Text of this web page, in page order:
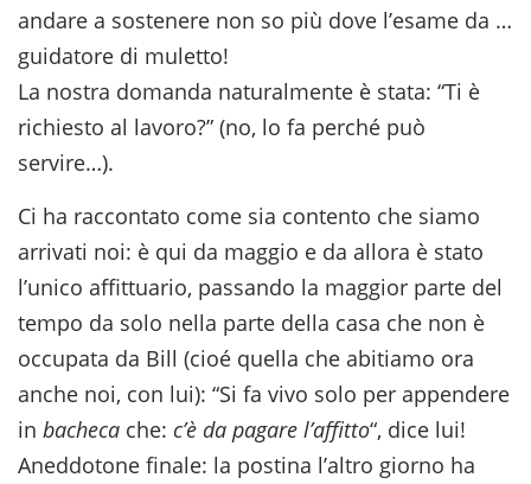
andare a sostenere non so più dove l’esame da …
guidatore di muletto!
La nostra domanda naturalmente è stata: “Ti è
richiesto al lavoro?” (no, lo fa perché può
servire…).
Ci ha raccontato come sia contento che siamo
arrivati noi: è qui da maggio e da allora è stato
l’unico affittuario, passando la maggior parte del
tempo da solo nella parte della casa che non è
occupata da Bill (cioé quella che abitiamo ora
anche noi, con lui): “Si fa vivo solo per appendere
in bacheca che: c’è da pagare l’affitto“, dice lui!
Aneddotone finale: la postina l’altro giorno ha